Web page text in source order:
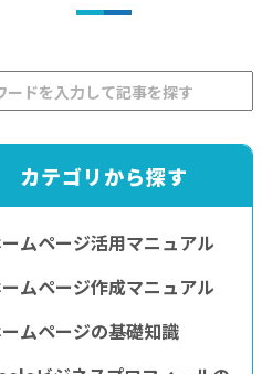
カテゴリから探す
ムページ活用マニュアル
ムページ作成マニュアル
ムページの基礎知識